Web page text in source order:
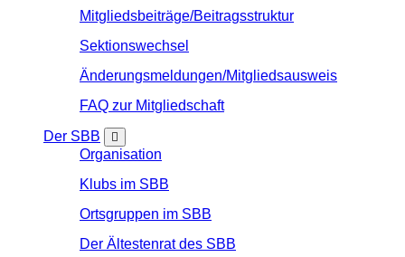
Mitgliedsbeiträge/Beitragsstruktur
Sektionswechsel
Änderungsmeldungen/Mitgliedsausweis
FAQ zur Mitgliedschaft
Der SBB
Organisation
Klubs im SBB
Ortsgruppen im SBB
Der Ältestenrat des SBB